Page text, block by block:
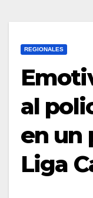
REGIONALES
al
en un
Liga